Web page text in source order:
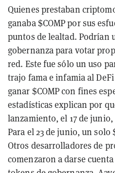
Quienes prestaban
ganaba $COMP por sus
puntos de lealtad. Podrían
gobernanza para votar
red. Este fue sólo un uso
trajo fama e infamia al
ganar $COMP con fines
estadísticas explican por
lanzamiento, el 17 de junio,
Para el 23 de junio, un solo
Otros desarrolladores de
comenzaron a darse